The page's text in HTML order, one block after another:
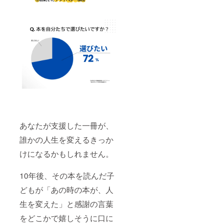
あなたが支援した一冊が、
誰かの人生を変えるきっか
けになるかもしれません。
10年後、その本を読んだ子
どもが「あの時の本が、人
生を変えた」と感謝の言葉
をどこかで嬉しそうに口に